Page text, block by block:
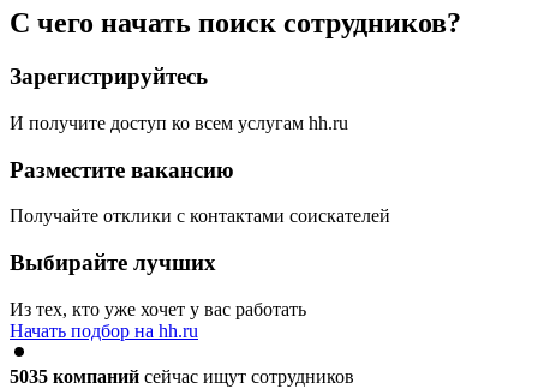
С чего начать поиск сотрудников?
Зарегистрируйтесь
И получите доступ ко всем услугам hh.ru
Разместите вакансию
Получайте отклики с контактами соискателей
Выбирайте лучших
Из тех, кто уже хочет у вас работать
Начать подбор на hh.ru
5035 компаний сейчас ищут сотрудников